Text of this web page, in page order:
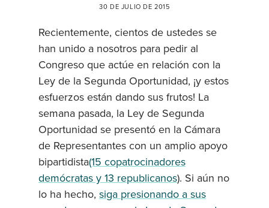
30 DE JULIO DE 2015
Recientemente, cientos de ustedes se
han unido a nosotros para pedir al
Congreso que actúe en relación con la
Ley de la Segunda Oportunidad, ¡y estos
esfuerzos están dando sus frutos! La
semana pasada, la Ley de Segunda
Oportunidad se presentó en la Cámara
de Representantes con un amplio apoyo
bipartidista(15 copatrocinadores
demócratas y 13 republicanos). Si aún no
lo ha hecho, siga presionando a sus